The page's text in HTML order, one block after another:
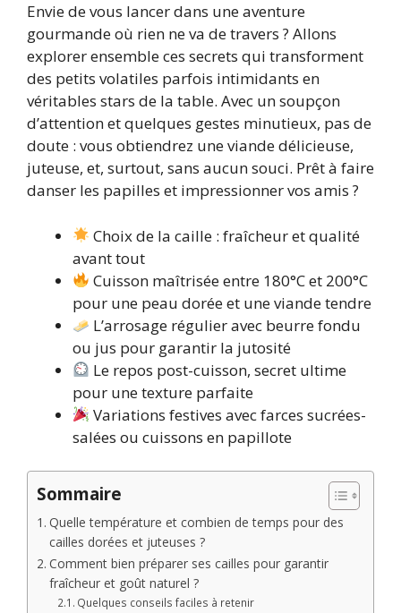
Envie de vous lancer dans une aventure
gourmande où rien ne va de travers ? Allons
explorer ensemble ces secrets qui transforment
des petits volatiles parfois intimidants en
véritables stars de la table. Avec un soupçon
d’attention et quelques gestes minutieux, pas de
doute : vous obtiendrez une viande délicieuse,
juteuse, et, surtout, sans aucun souci. Prêt à faire
danser les papilles et impressionner vos amis ?
Choix de la caille : fraîcheur et qualité
avant tout
Cuisson maîtrisée entre 180°C et 200°C
pour une peau dorée et une viande tendre
L’arrosage régulier avec beurre fondu
ou jus pour garantir la jutosité
Le repos post-cuisson, secret ultime
pour une texture parfaite
Variations festives avec farces sucrées-
salées ou cuissons en papillote
Sommaire
Quelle température et combien de temps pour des
cailles dorées et juteuses ?
Comment bien préparer ses cailles pour garantir
fraîcheur et goût naturel ?
Quelques conseils faciles à retenir